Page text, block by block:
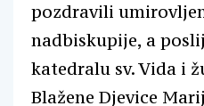
pozdravili
nadbiskupije, a
katedralu sv. Vida i
Blažene Djevice